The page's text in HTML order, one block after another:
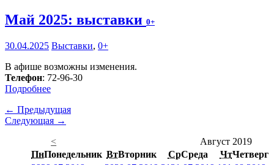
Май 2025: выставки 0+
30.04.2025 Выставки, 0+
В афише возможны изменения.
Телефон: 72-96-30
Подробнее
← Предыдущая
Следующая →
<
Август 2019
ПнПонедельник ВтВторник СрСреда ЧтЧетверг